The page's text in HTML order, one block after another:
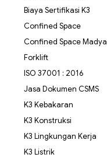
Biaya Sertifikasi K3
Confined Space
Confined Space Madya
Forklift
ISO 37001 : 2016
Jasa Dokumen CSMS
K3 Kebakaran
K3 Konstruksi
K3 Lingkungan Kerja
K3 Listrik